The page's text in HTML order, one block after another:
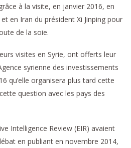
à la visite, en janvier 2016, en
en Iran du président Xi Jinping pour
de la soie.
visites en Syrie, ont offerts leur
syrienne des investissements
qu’elle organisera plus tard cette
question avec les pays des
Intelligence Review (EIR) avaient
en publiant en novembre 2014,